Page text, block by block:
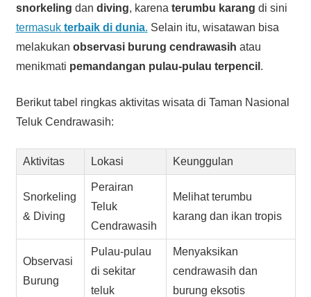
snorkeling dan diving, karena terumbu karang di sini
termasuk terbaik di dunia. Selain itu, wisatawan bisa
melakukan observasi burung cendrawasih atau
menikmati pemandangan pulau-pulau terpencil .
Berikut tabel ringkas aktivitas wisata di Taman Nasional
Teluk Cendrawasih:
Aktivitas Lokasi Keunggulan
Snorkeling
& Diving
Perairan
Teluk
Cendrawasih
Melihat terumbu
karang dan ikan tropis
Observasi
Burung
Pulau-pulau
di sekitar
teluk
Menyaksikan
cendrawasih dan
burung eksotis